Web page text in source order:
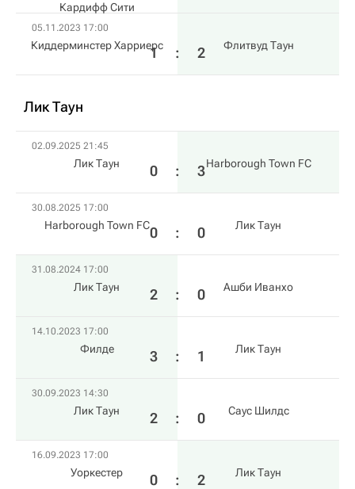
Кардифф Сити
05.11.2023 17:00
Киддерминстер Харриерс
1 : 2 Флитвуд Таун
Лик Таун
02.09.2025 21:45
Лик Таун 0 : 3Harborough Town FC
30.08.2025 17:00
Harborough Town FC0 : 0 Лик Таун
31.08.2024 17:00
Лик Таун 2 : 0 Ашби Иванхо
14.10.2023 17:00
Филде 3 : 1 Лик Таун
30.09.2023 14:30
Лик Таун 2 : 0 Саус Шилдс
16.09.2023 17:00
Уоркестер 0 : 2 Лик Таун